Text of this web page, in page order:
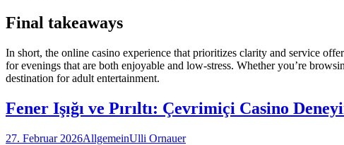
Final takeaways
In short, the online casino experience that prioritizes clarity and service
for evenings that are both enjoyable and low-stress. Whether you’re
destination for adult entertainment.
Fener Işığı ve Pırıltı: Çevrimiçi Casino
27. Februar 2026AllgemeinUlli Ornauer